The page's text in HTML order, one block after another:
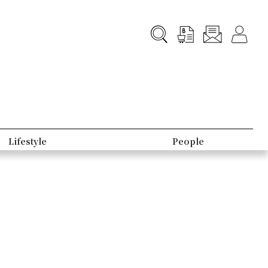
Lifestyle People